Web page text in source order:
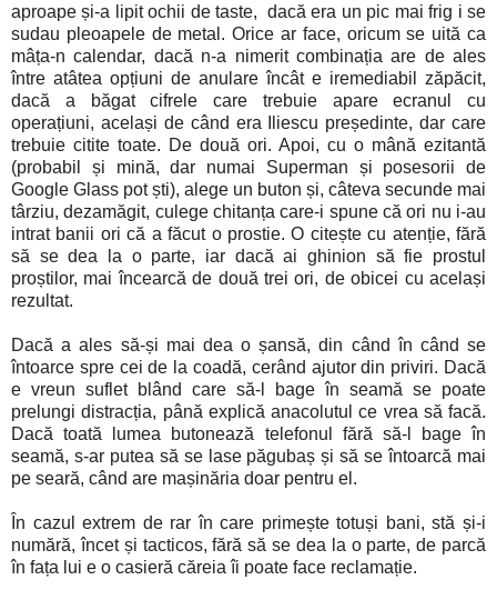
aproape și-a lipit ochii de taste, dacă era un pic mai frig i se
sudau pleoapele de metal. Orice ar face, oricum se uită ca
mâța-n calendar, dacă n-a nimerit combinația are de ales
între atâtea opțiuni de anulare încât e iremediabil zăpăcit,
dacă a băgat cifrele care trebuie apare ecranul cu
operațiuni, același de când era Iliescu președinte, dar care
trebuie citite toate. De două ori. Apoi, cu o mână ezitantă
(probabil și mină, dar numai Superman și posesorii de
Google Glass pot ști), alege un buton și, câteva secunde mai
târziu, dezamăgit, culege chitanța care-i spune că ori nu i-au
intrat banii ori că a făcut o prostie. O citește cu atenție, fără
să se dea la o parte, iar dacă ai ghinion să fie prostul
proștilor, mai încearcă de două trei ori, de obicei cu același
rezultat.
Dacă a ales să-și mai dea o șansă, din când în când se
întoarce spre cei de la coadă, cerând ajutor din priviri. Dacă
e vreun suflet blând care să-l bage în seamă se poate
prelungi distracția, până explică anacolutul ce vrea să facă.
Dacă toată lumea butonează telefonul fără să-l bage în
seamă, s-ar putea să se lase păgubaș și să se întoarcă mai
pe seară, când are mașinăria doar pentru el.
În cazul extrem de rar în care primește totuși bani, stă și-i
numără, încet și tacticos, fără să se dea la o parte, de parcă
în fața lui e o casieră căreia îi poate face reclamație.